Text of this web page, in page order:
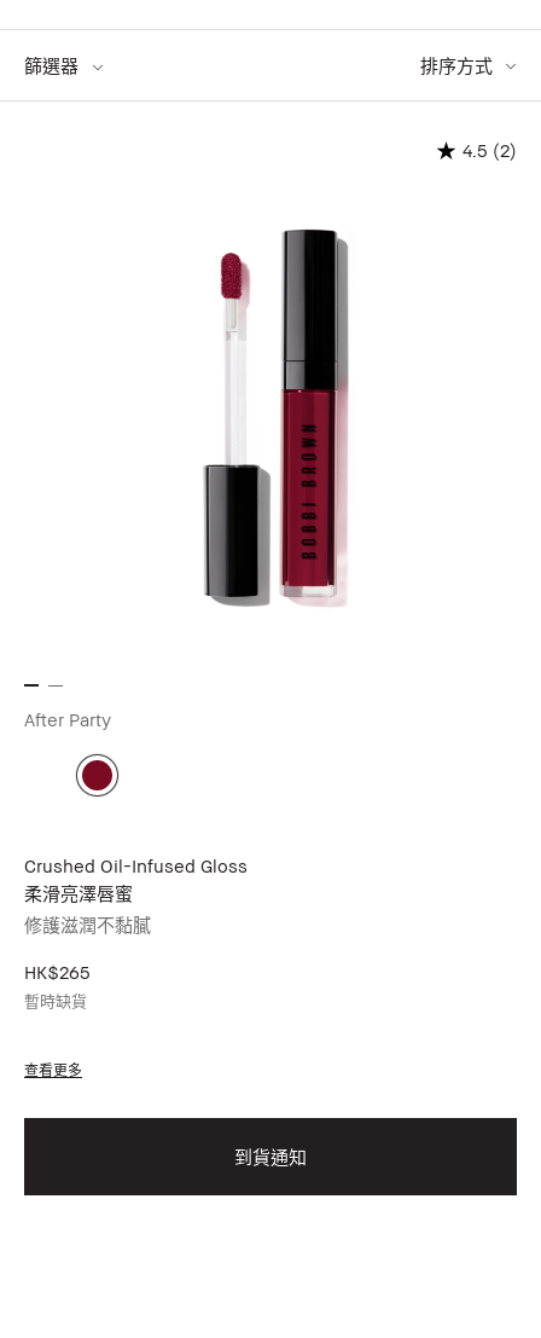
篩選器 排序方式
After Party
Crushed Oil-Infused Gloss
柔滑亮澤唇蜜
修護滋潤不黏膩
4.5 (2)
HK$265
暫時缺貨
查看更多
到貨通知